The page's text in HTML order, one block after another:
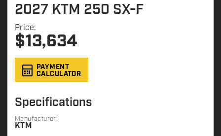
2027 KTM 250 SX-F
Price:
$13,634
PAYMENT
CALCULATOR
Specifications
Manufacturer:
KTM